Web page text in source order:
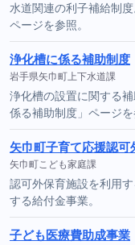
水道関連の利子補給制
ページを参照。
浄化槽に係る補助制度
岩手県矢巾町上下水道課
浄化槽の設置に関する
係る補助制度」ページを
矢巾町子育て応援認
矢巾町こども家庭課
認可外保育施設を利用
する給付金事業。
子ども医療費助成事業